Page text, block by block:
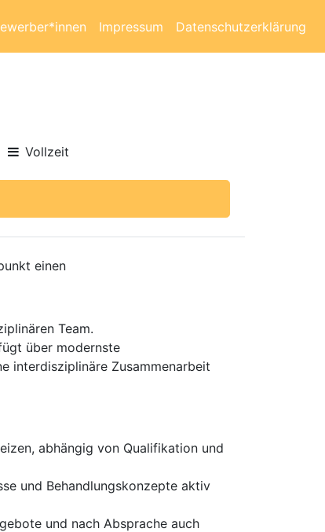
Impressum Datenschutzerklärung
Vollzeit
einen
Team.
über modernste
interdisziplinäre Zusammenarbeit
abhängig von Qualifikation und
und Behandlungskonzepte aktiv
und nach Absprache auch